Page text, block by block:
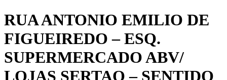
RUA ANTONIO EMILIO DE
FIGUEIREDO – ESQ.
SUPERMERCADO ABV/
LOJAS SERTAO – SENTIDO